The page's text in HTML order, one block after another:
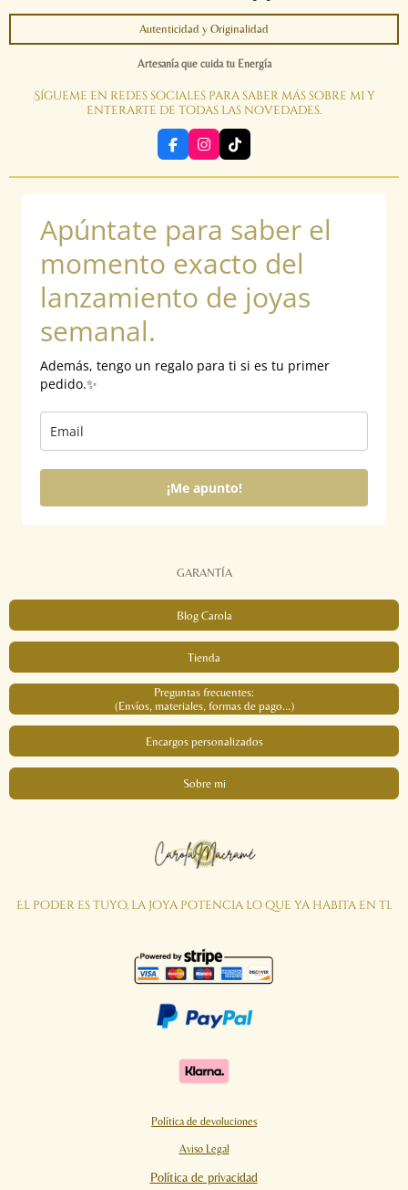
Autenticidad y Originalidad
Artesanía que cuida tu Energía
Sígueme en redes sociales para saber más sobre mi y
enterarte de todas las novedades.
F
a
c
o
I
n
s
r
m
T
i
k
Apúntate para saber el
momento exacto del
lanzamiento de joyas
semanal.
Además, tengo un regalo para ti si es tu primer
pedido.✨
¡Me apunto!
GARANTÍA
Blog Carola
Tienda
Preguntas frecuentes:
(Envíos, materiales, formas de pago...)
Encargos personalizados
Sobre mi
El poder es tuyo, la joya potencia lo que ya habita en ti.
Política de devoluciones
Aviso Legal
Política de privacidad